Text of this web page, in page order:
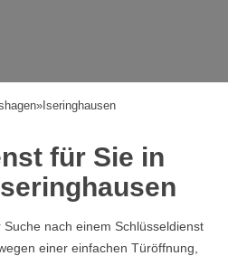
» Iseringhausen
für Sie in
nach einem Schlüsseldienst
einer einfachen Türöffnung,